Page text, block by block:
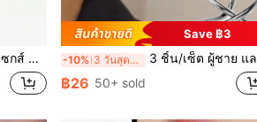
หู , เครื่องประดับเจาะ
Save ฿3
-10% 3 วันสุดท้าย 3 ชิ้น/เซ็ต ผู้ชาย และ ผู้หญิง เรียบง่าย Piercing หู คลิป ต่างหู , สแตนเลส แฟชั่น ต่างหูแบบครอบหู , ยูนิเซกส์
฿26 50+ sold